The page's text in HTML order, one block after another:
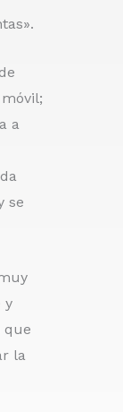
a
se
y
que
la